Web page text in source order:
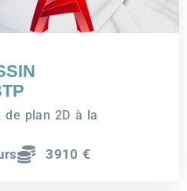
de plan 2D à la
3910 €